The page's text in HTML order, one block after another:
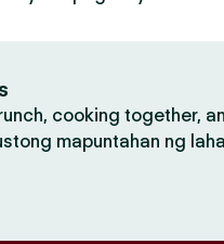
cooking together,
mapuntahan ng